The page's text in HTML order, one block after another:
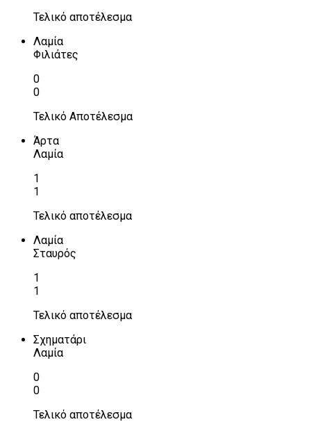
Τελικό αποτέλεσμα
Λαμία
Φιλιάτες
0
0
Τελικό Αποτέλεσμα
Άρτα
Λαμία
1
1
Τελικό αποτέλεσμα
Λαμία
Σταυρός
1
1
Τελικό αποτέλεσμα
Σχηματάρι
Λαμία
0
0
Τελικό αποτέλεσμα